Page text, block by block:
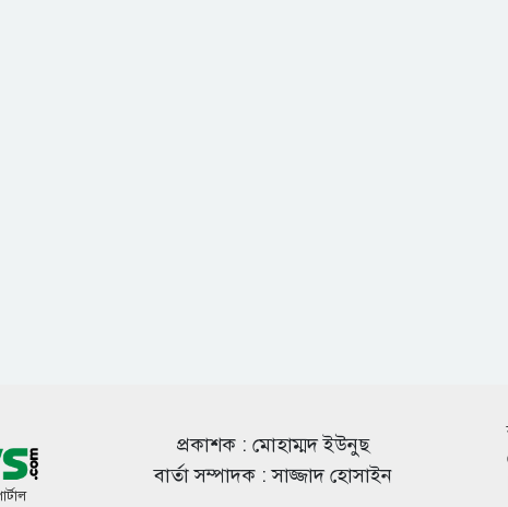
প্রকাশক : মোহাম্মদ ইউনুছ
বার্তা সম্পাদক : সাজ্জাদ হোসাইন